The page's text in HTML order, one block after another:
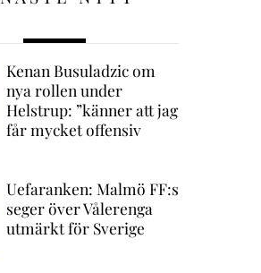
Kenan Busuladzic om
nya rollen under
Helstrup: ”känner att jag
får mycket offensiv
Uefaranken: Malmö FF:s
seger över Vålerenga
utmärkt för Sverige